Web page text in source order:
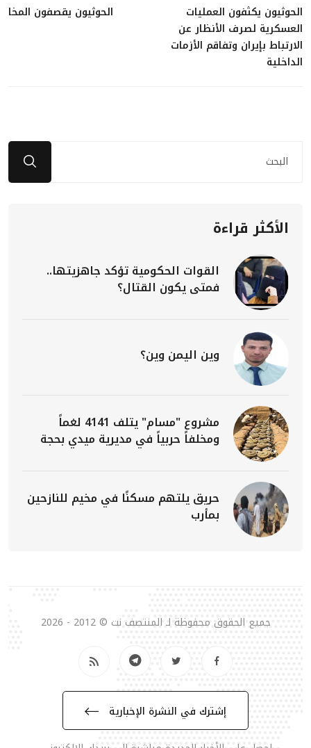
الحوثيون يكثفون العمليات
العسكرية لصرف الأنظار عن
الارتباط بإيران وتفاقم الأزمات
الداخلية
الحوثيون يقصفون المخا
الأكثر قراءة
القوات الحكومية تؤكد جاهزيتها..
فمتى يكون القتال؟
وين اليمن وين؟
مشروع "مسام" يتلف 4141 لغماً
ومخلفاً حربياً في مديرية ميدي بحجة
حريق يلتهم مسكنًا في مخيم للنازحين
بمأرب
جميع الحقوق محفوظة لـ المنتصف نت © 2012 - 2026
إشترك في النشرة الإخبارية